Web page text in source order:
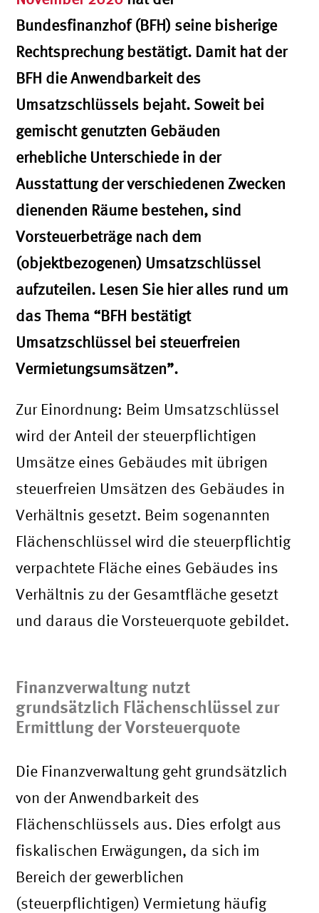
Bundesfinanzhof (BFH) seine bisherige
Rechtsprechung bestätigt. Damit hat der
BFH die Anwendbarkeit des
Umsatzschlüssels bejaht. Soweit bei
gemischt genutzten Gebäuden
erhebliche Unterschiede in der
Ausstattung der verschiedenen Zwecken
dienenden Räume bestehen, sind
Vorsteuerbeträge nach dem
(objektbezogenen) Umsatzschlüssel
aufzuteilen. Lesen Sie hier alles rund um
das Thema “BFH bestätigt
Umsatzschlüssel bei steuerfreien
Vermietungsumsätzen”.
Zur Einordnung: Beim Umsatzschlüssel
wird der Anteil der steuerpflichtigen
Umsätze eines Gebäudes mit übrigen
steuerfreien Umsätzen des Gebäudes in
Verhältnis gesetzt. Beim sogenannten
Flächenschlüssel wird die steuerpflichtig
verpachtete Fläche eines Gebäudes ins
Verhältnis zu der Gesamtfläche gesetzt
und daraus die Vorsteuerquote gebildet.
Finanzverwaltung nutzt
grundsätzlich Flächenschlüssel zur
Ermittlung der Vorsteuerquote
Die Finanzverwaltung geht grundsätzlich
von der Anwendbarkeit des
Flächenschlüssels aus. Dies erfolgt aus
fiskalischen Erwägungen, da sich im
Bereich der gewerblichen
(steuerpflichtigen) Vermietung häufig